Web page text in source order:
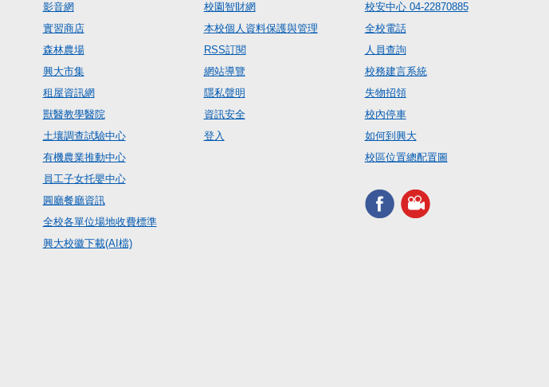
影音網
實習商店
森林農場
興大市集
租屋資訊網
獸醫教學醫院
土壤調查試驗中心
有機農業推動中心
員工子女托嬰中心
圓廳餐廳資訊
全校各單位場地收費標準
興大校徽下載(AI檔)
校園智財網
本校個人資料保護與管理
RSS訂閱
網站導覽
隱私聲明
資訊安全
登入
校安中心 04-22870885
全校電話
人員查詢
校務建言系統
失物招領
校內停車
如何到興大
校區位置總配置圖